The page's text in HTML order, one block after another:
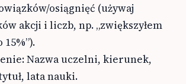
osiągnięć (używaj
akcji i liczb, np. „zwiększyłem
15%”).
Nazwa uczelni, kierunek,
lata nauki.